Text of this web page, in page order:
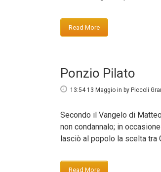
Read More
Ponzio Pilato
13:54 13 Maggio in by Piccoli
Secondo il Vangelo di
non condannalo; in
lasciò al popolo la scelta tra
Read More